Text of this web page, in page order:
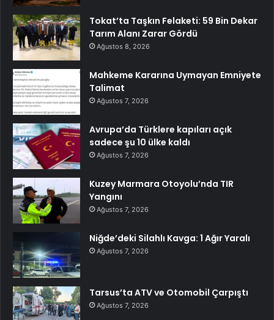
Tokat’ta Taşkın Felaketi: 59 Bin Dekar
Tarım Alanı Zarar Gördü
Ağustos 8, 2026
Mahkeme Kararına Uymayan Emniyete
Talimat
Ağustos 7, 2026
Avrupa’da Türklere kapıları açık
sadece şu 10 ülke kaldı
Ağustos 7, 2026
Kuzey Marmara Otoyolu’nda TIR
Yangını
Ağustos 7, 2026
Niğde’deki Silahlı Kavga: 1 Ağır Yaralı
Ağustos 7, 2026
Tarsus’ta ATV ve Otomobil Çarpıştı
Ağustos 7, 2026